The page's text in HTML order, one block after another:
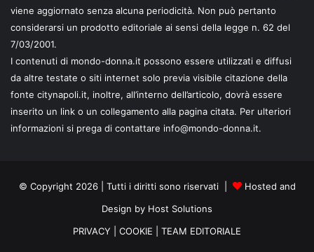
viene aggiornato senza alcuna periodicità. Non può pertanto
considerarsi un prodotto editoriale ai sensi della legge n. 62 del
7/03/2001.
I contenuti di mondo-donna.it possono essere utilizzati e diffusi
da altre testate o siti internet solo previa visibile citazione della
fonte citynapoli.it, inoltre, all’interno dell’articolo, dovrà essere
inserito un link o un collegamento alla pagina citata. Per ulteriori
informazioni si prega di contattare info@mondo-donna.it.
© Copyright 2026 | Tutti i diritti sono riservati |
Hosted and
Design by Host Solutions
PRIVACY
COOKIE TEAM EDITORIALE